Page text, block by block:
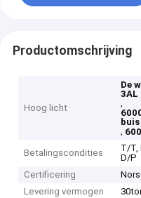
Productomschrijving
Hoog licht
De
3AL
,
buis
,
Betalingscondities
T/T,
D/P
Certificering
Levering vermogen